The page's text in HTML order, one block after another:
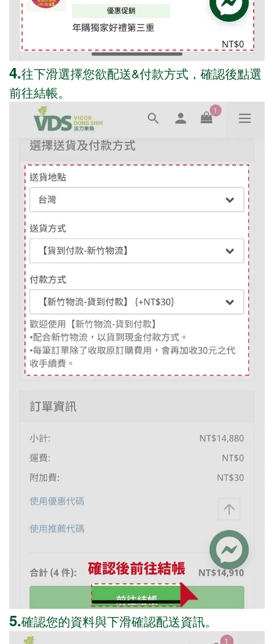
4.往下滑選擇您欲配送&付款方式，確認後點選
前往結帳。
5.確認您的資料與下滑確認配送資訊。